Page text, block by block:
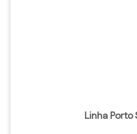
Linha Porto